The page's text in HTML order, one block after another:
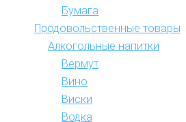
Бумага
Продовольственные товары
Алкогольные напитки
Вермут
Вино
Виски
Водка